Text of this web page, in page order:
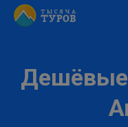
Дешёвые